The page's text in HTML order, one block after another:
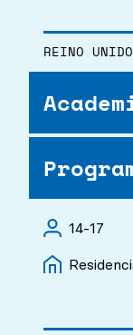
REINO UNIDO
14-17